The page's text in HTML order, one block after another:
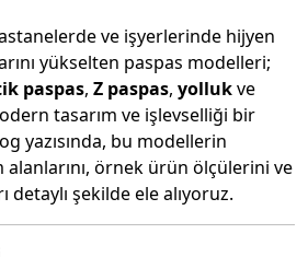
ve işyerlerinde hijyen
yükselten paspas modelleri;
paspas, Z paspas, yollukve
tasarım ve işlevselliği bir
yazısında, bu modellerin
örnek ürün ölçülerini ve
detaylı şekilde ele alıyoruz.